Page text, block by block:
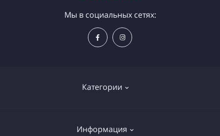
Категории
Электроинструменты
Информация
Мы в социальных сетях: